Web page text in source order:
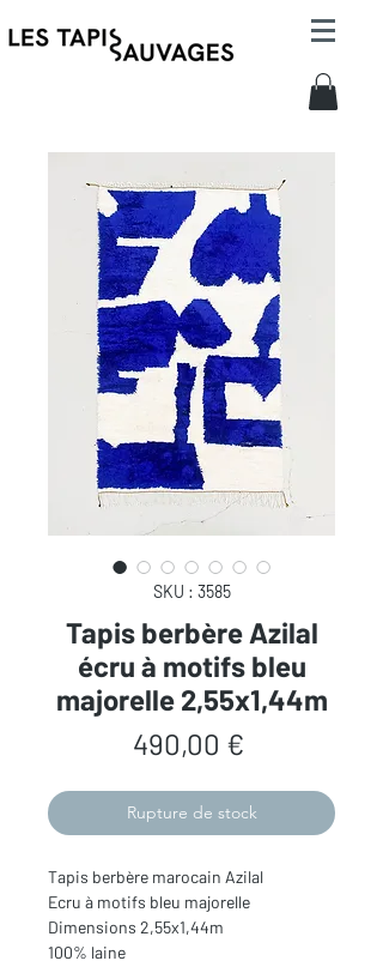
SKU : 3585
Tapis berbère Azilal
écru à motifs bleu
majorelle 2,55x1,44m
490,00 €
Rupture de stock
Tapis berbère marocain Azilal
Ecru à motifs bleu majorelle
Dimensions 2,55x1,44m
100% laine